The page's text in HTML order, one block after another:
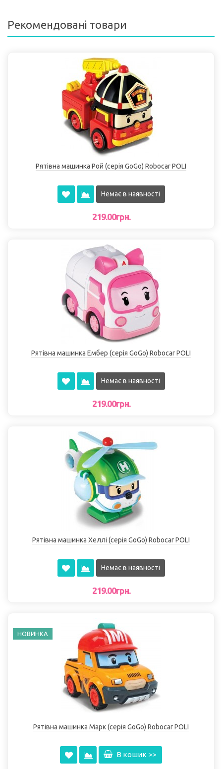
Рекомендовані товари
Рятівна машинка Рой (серія GoGo) Robocar POLI
Немає в наявності
219.00грн.
Рятівна машинка Ембер (серія GoGo) Robocar POLI
Немає в наявності
219.00грн.
Рятівна машинка Хеллі (серія GoGo) Robocar POLI
Немає в наявності
219.00грн.
НОВИНКА
Рятівна машинка Марк (серія GoGo) Robocar POLI
В кошик >>